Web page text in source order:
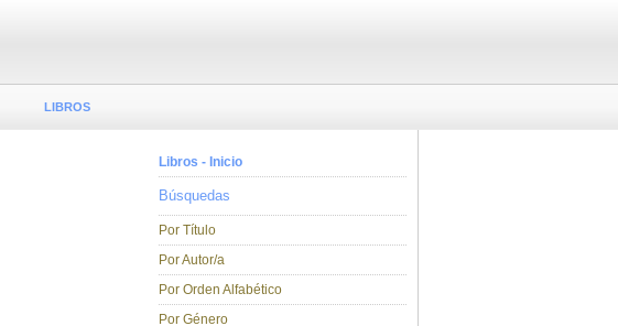
LIBROS
Libros - Inicio
Búsquedas
Por Título
Por Autor/a
Por Orden Alfabético
Por Género